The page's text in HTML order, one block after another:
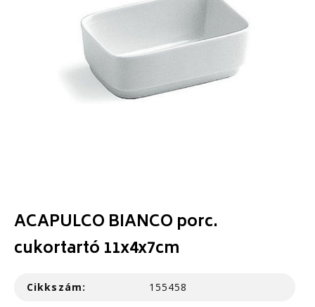
ACAPULCO BIANCO porc.
cukortartó 11x4x7cm
Cikkszám: 155458